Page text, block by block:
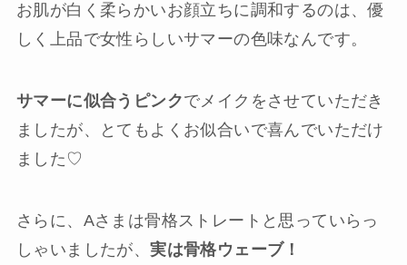
お肌が白く柔らかいお顔立ちに調和するのは、優
しく上品で女性らしいサマーの色味なんです。
サマーに似合うピンクでメイクをさせていただき
ましたが、とてもよくお似合いで喜んでいただけ
ました♡
さらに、Aさまは骨格ストレートと思っていらっ
しゃいましたが、実は骨格ウェーブ！